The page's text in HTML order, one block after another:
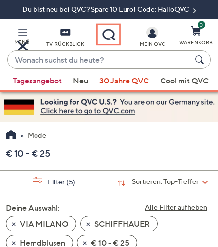
Du bist neu bei QVC? Spare 10 Euro! Code: HalloQVC
MENÜ TV-RÜCKBLICK
Wonach
suchst
du
heute?
Vorschläge
verfügbar
sind,
verwenden
Sie
Pfeiltasten
nach
und
nach
unten
oder
wischen
MEIN QVC
0
WARENKORB
Tagesangebot Neu 30 Jahre QVC Cool mit QVC
Mode
€ 10 - € 25
Sortieren:Top-Treffer
Filter (5)
Alle Filter aufheben
Deine Auswahl:
VIA MILANO
SCHIFFHAUER
Hemdblusen
€ 10 - € 25